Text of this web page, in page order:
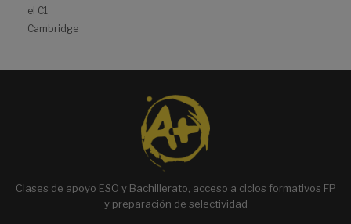
el C1
Cambridge
Clases de apoyo ESO y Bachillerato, acceso a ciclos formativos FP
y preparación de selectividad